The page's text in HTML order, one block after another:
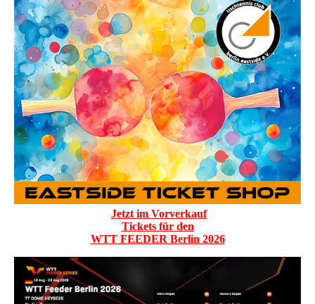
Jetzt im Vorverkauf
Tickets für den
WTT FEEDER Berlin 2026